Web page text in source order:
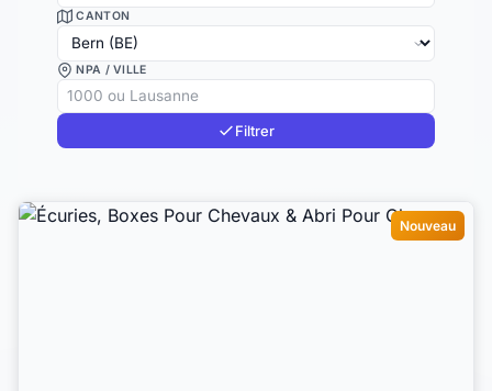
CANTON
NPA / VILLE
Filtrer
Nouveau